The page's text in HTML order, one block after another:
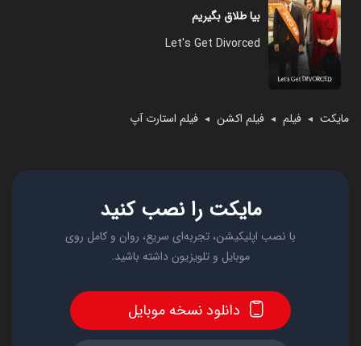
مایکت ◄ فیلم ◄ فیلم اکشن ◄ فیلم استارت آپ
بیا طلاق بگیریم
Let's Get Divorced
مایکت را نصب کنید
با نصب اپلیکیشن، تجربه‌ای سریع، روان و کامل روی
موبایل و تلویزیون داشته باشید.
دانلود نسخه موبایل